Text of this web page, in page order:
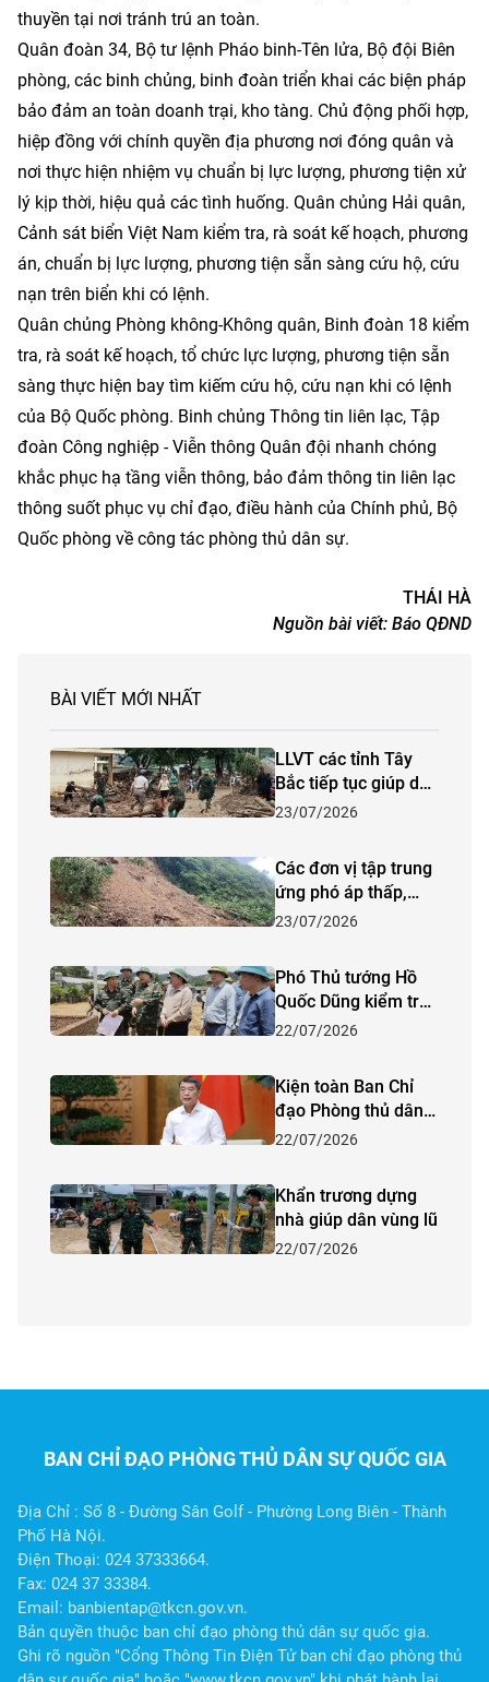
thuyền tại nơi tránh trú an toàn.
Quân đoàn 34, Bộ tư lệnh Pháo binh-Tên lửa, Bộ đội Biên
phòng, các binh chủng, binh đoàn triển khai các biện pháp
bảo đảm an toàn doanh trại, kho tàng. Chủ động phối hợp,
hiệp đồng với chính quyền địa phương nơi đóng quân và
nơi thực hiện nhiệm vụ chuẩn bị lực lượng, phương tiện xử
lý kịp thời, hiệu quả các tình huống. Quân chủng Hải quân,
Cảnh sát biển Việt Nam kiểm tra, rà soát kế hoạch, phương
án, chuẩn bị lực lượng, phương tiện sẵn sàng cứu hộ, cứu
nạn trên biển khi có lệnh.
Quân chủng Phòng không-Không quân, Binh đoàn 18 kiểm
tra, rà soát kế hoạch, tổ chức lực lượng, phương tiện sẵn
sàng thực hiện bay tìm kiếm cứu hộ, cứu nạn khi có lệnh
của Bộ Quốc phòng. Binh chủng Thông tin liên lạc, Tập
đoàn Công nghiệp - Viễn thông Quân đội nhanh chóng
khắc phục hạ tầng viễn thông, bảo đảm thông tin liên lạc
thông suốt phục vụ chỉ đạo, điều hành của Chính phủ, Bộ
Quốc phòng về công tác phòng thủ dân sự.
THÁI HÀ
Nguồn bài viết: Báo QĐND
BÀI VIẾT MỚI NHẤT
LLVT các tỉnh Tây
Bắc tiếp tục giúp dân
khắc phục hậu quả
23/07/2026
Các đơn vị tập trung
ứng phó áp thấp,
mưa lớn, ngập lụt, lũ
vực phía Bắc
23/07/2026
Phó Thủ tướng Hồ
Quốc Dũng kiểm tra
công tác khắc phục
xã Mường Than (Lai
Châu)
22/07/2026
Kiện toàn Ban Chỉ
đạo Phòng thủ dân
sự quốc gia
22/07/2026
Khẩn trương dựng
nhà giúp dân vùng lũ
22/07/2026
BAN CHỈ ĐẠO PHÒNG THỦ DÂN SỰ QUỐC GIA
Địa Chỉ : Số 8 - Đường Sân Golf - Phường Long Biên - Thành
Phố Hà Nội.
Điện Thoại: 024 37333664.
Fax: 024 37 33384.
Email: banbientap@tkcn.gov.vn.
Bản quyền thuộc ban chỉ đạo phòng thủ dân sự quốc gia.
Ghi rõ nguồn "Cổng Thông Tin Điện Tử ban chỉ đạo phòng thủ